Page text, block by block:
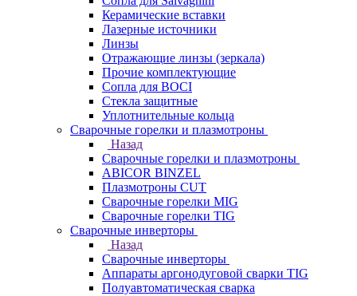
Керамические вставки
Лазерные источники
Линзы
Отражающие линзы (зеркала)
Прочие комплектующие
Сопла для BOCI
Стекла защитные
Уплотнительные кольца
Сварочные горелки и плазмотроны
Назад
Сварочные горелки и плазмотроны
ABICOR BINZEL
Плазмотроны CUT
Сварочные горелки MIG
Сварочные горелки TIG
Сварочные инверторы
Назад
Сварочные инверторы
Аппараты аргонодуговой сварки TIG
Полуавтоматическая сварка